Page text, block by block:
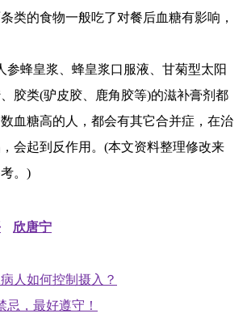
类的食物一般吃了对餐后血糖有影响，
参蜂皇浆、蜂皇浆口服液、甘菊型太阳
胶类(驴皮胶、鹿角胶等)的滋补膏剂都
血糖高的人，都会有其它合并症，在治
会起到反作用。(本文资料整理修改来
。)
欣唐宁
人如何控制摄入？
忌，最好遵守！